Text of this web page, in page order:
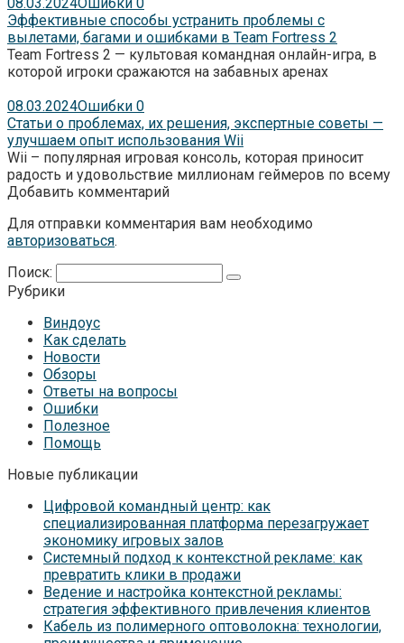
Эффективные способы устранить проблемы с
вылетами, багами и ошибками в Team Fortress 2
Team Fortress 2 — культовая командная онлайн-игра, в
которой игроки сражаются на забавных аренах
08.03.2024Ошибки 0
Статьи о проблемах, их решения, экспертные советы —
улучшаем опыт использования Wii
Wii – популярная игровая консоль, которая приносит
радость и удовольствие миллионам геймеров по всему
Добавить комментарий
Для отправки комментария вам необходимо
авторизоваться.
Поиск:
Рубрики
Виндоус
Как сделать
Новости
Обзоры
Ответы на вопросы
Ошибки
Полезное
Помощь
Новые публикации
Цифровой командный центр: как
специализированная платформа перезагружает
экономику игровых залов
Системный подход к контекстной рекламе: как
превратить клики в продажи
Ведение и настройка контекстной рекламы:
стратегия эффективного привлечения клиентов
Кабель из полимерного оптоволокна: технологии,